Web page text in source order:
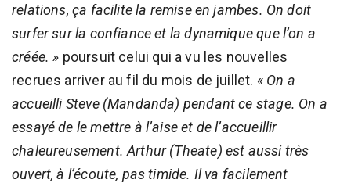
relations, ça facilite la remise en jambes. On doit
surfer sur la confiance et la dynamique que l’on a
créée. » poursuit celui qui a vu les nouvelles
recrues arriver au fil du mois de juillet. « On a
accueilli Steve (Mandanda) pendant ce stage. On a
essayé de le mettre à l’aise et de l’accueillir
chaleureusement. Arthur (Theate) est aussi très
ouvert, à l’écoute, pas timide. Il va facilement